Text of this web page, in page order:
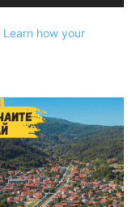
Learn how your